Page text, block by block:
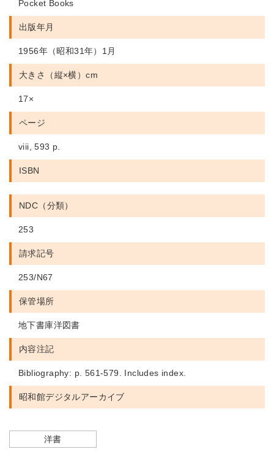
Pocket Books
出版年月
1956年（昭和31年）1月
大きさ（縦×横）cm
17×
ページ
viii, 593 p.
ISBN
NDC（分類）
253
請求記号
253/N67
保管場所
地下書庫洋図書
内容注記
Bibliography: p. 561-579. Includes index.
昭和館デジタルアーカイブ
洋書